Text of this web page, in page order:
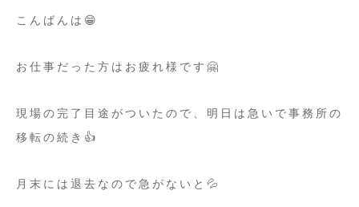
こんばんは😁
お仕事だった方はお疲れ様です🤗
現場の完了目途がついたので、明日は急いで事務所の
移転の続き👍
月末には退去なので急がないと💦